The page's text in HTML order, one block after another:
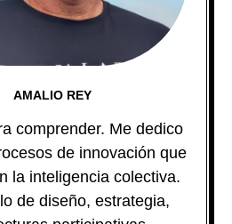
AMALIO REY
comprender. Me dedico
de innovación que
la inteligencia colectiva.
de diseño, estrategia,